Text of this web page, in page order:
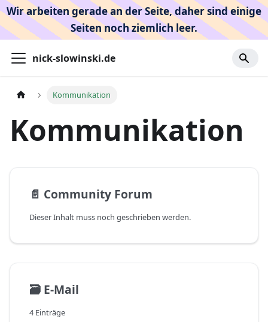
Wir arbeiten gerade an der Seite, daher sind einige
Seiten noch ziemlich leer.
nick-slowinski.de
Kommunikation
Kommunikation
📄️ Community Forum
Dieser Inhalt muss noch geschrieben werden.
🗃️ E-Mail
4 Einträge